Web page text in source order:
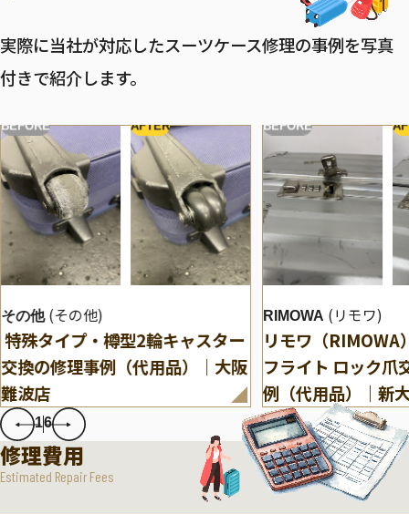
実際に当社が対応したスーツケース修理の事例を写真
付きで紹介します。
BEFORE AFTER
その他 (その他)
特殊タイプ・樽型2輪キャスター
交換の修理事例（代用品）｜大阪
難波店
BEFORE
RIMOWA (リモワ)
リモワ（RIMOWA
フライト ロック爪
例（代用品）｜新
16
修理費用
Estimated Repair Fees